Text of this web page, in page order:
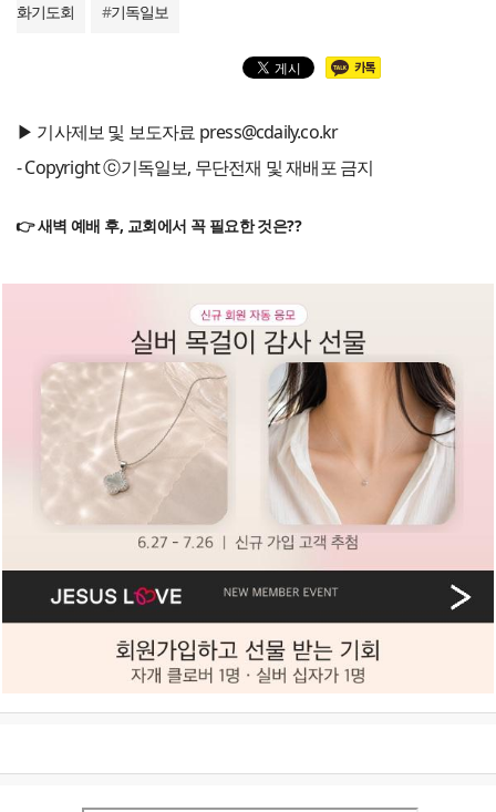
화기도회
#기독일보
▶ 기사제보 및 보도자료 press@cdaily.co.kr
- Copyright ⓒ기독일보, 무단전재 및 재배포 금지
👉 새벽 예배 후, 교회에서 꼭 필요한 것은??